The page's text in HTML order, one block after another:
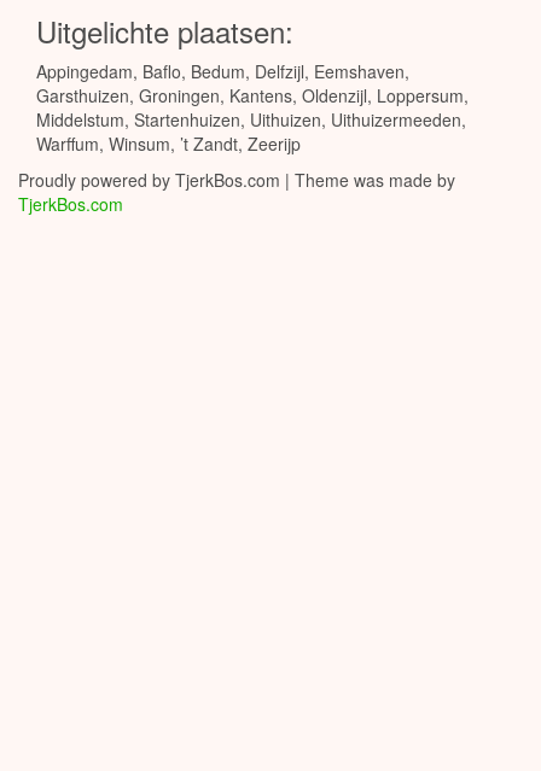
Uitgelichte plaatsen:
Appingedam, Baflo, Bedum, Delfzijl, Eemshaven,
Garsthuizen, Groningen, Kantens, Oldenzijl, Loppersum,
Middelstum, Startenhuizen, Uithuizen, Uithuizermeeden,
Warffum, Winsum, ’t Zandt, Zeerijp
Proudly powered by TjerkBos.com | Theme was made by
TjerkBos.com